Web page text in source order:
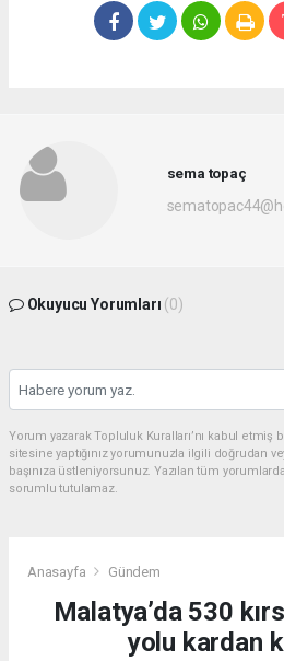
sema topaç
Okuyucu Yorumları (0)
Yorum yazarak Topluluk Kuralları’nı kabul
sitesine yaptığınız yorumunuzla ilgili doğrudan
başınıza üstleniyorsunuz. Yazılan tüm
sorumlu tutulamaz.
Anasayfa Gündem
Malatya’da 530
yolu kardan